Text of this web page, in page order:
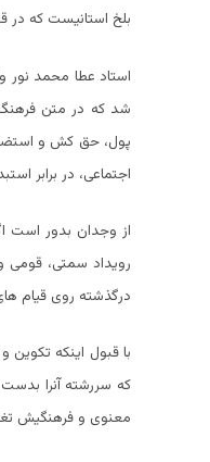
بلخ استانیست که در
استاد عطا محمد نور
شد که در متن فرهنگ
پول، حق کش و
اجتماعی، در برابر
از وجدان بدور
رویداد سمتی، قومی
درگذشته روی قیام
با قبول اینکه
که سررشته آنرا
معنوی و فرهنگیش